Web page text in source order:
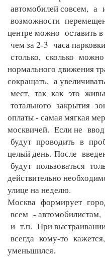
автомобилей совсем, а
возможности
центре можно оставить
чем за 2-3 часа
столько, сколько
нормального движения
сокращать, а
мест, так как это
тотального закрытия
оплаты - самая мягкая
москвичей. Если не
будут проводить в
целый день. После
будут пользоваться
действительно
улице на неделю.
Москва формирует
всем -
и т.п. При
всегда кому-то
уменьшился.